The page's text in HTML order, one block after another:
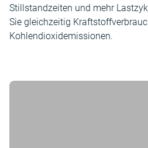
Stillstandzeiten und mehr
Sie gleichzeitig
Kohlendioxidemissionen.